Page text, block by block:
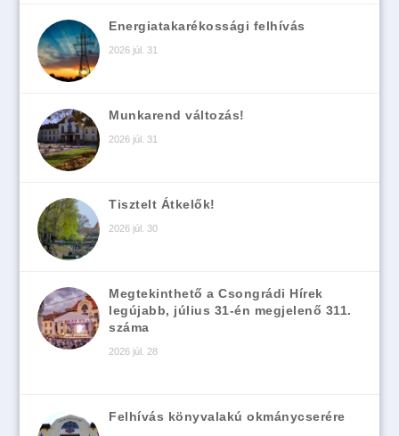
Energiatakarékossági felhívás
2026 júl. 31
Munkarend változás!
2026 júl. 31
Tisztelt Átkelők!
2026 júl. 30
Megtekinthető a Csongrádi Hírek
legújabb, július 31-én megjelenő 311.
száma
2026 júl. 28
Felhívás könyvalakú okmánycserére